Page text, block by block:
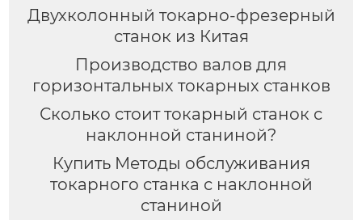
Двухколонный токарно-фрезерный
станок из Китая
Производство валов для
горизонтальных токарных станков
Сколько стоит токарный станок с
наклонной станиной?
Купить Методы обслуживания
токарного станка с наклонной
станиной